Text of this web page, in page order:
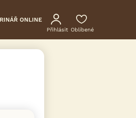
ONLINE
Přihlásit Oblíbené